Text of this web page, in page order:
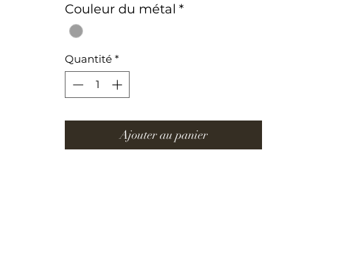
Couleur du métal *
Quantité *
Ajouter au panier